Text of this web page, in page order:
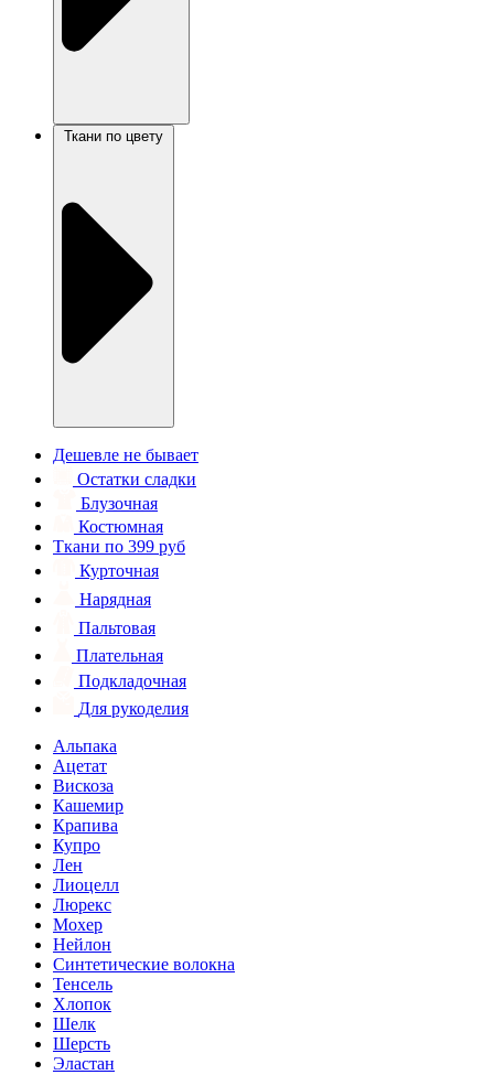
Дешевле не бывает
Остатки сладки
Блузочная
Костюмная
Ткани по 399 руб
Курточная
Нарядная
Пальтовая
Плательная
Подкладочная
Для рукоделия
Альпака
Ацетат
Вискоза
Кашемир
Крапива
Купро
Лен
Лиоцелл
Люрекс
Мохер
Нейлон
Синтетические волокна
Тенсель
Хлопок
Шелк
Шерсть
Эластан